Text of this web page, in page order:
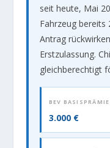
seit heute, Mai
Fahrzeug bereits
Antrag
Erstzulassung.
gleichberechtigt
BEV BASISPRÄMIE
3.000 €